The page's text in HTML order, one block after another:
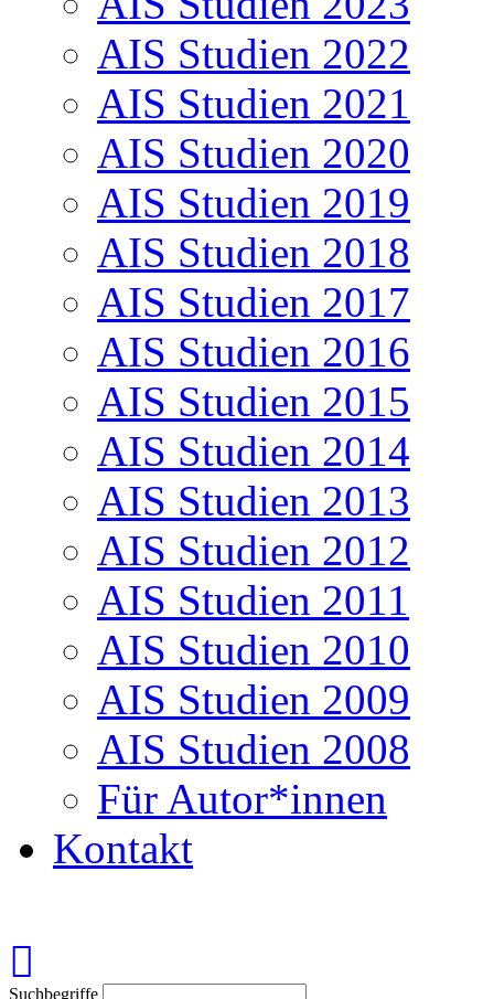
AIS Studien 2022
AIS Studien 2021
AIS Studien 2020
AIS Studien 2019
AIS Studien 2018
AIS Studien 2017
AIS Studien 2016
AIS Studien 2015
AIS Studien 2014
AIS Studien 2013
AIS Studien 2012
AIS Studien 2011
AIS Studien 2010
AIS Studien 2009
AIS Studien 2008
Für Autor*innen
Kontakt
Suchbegriffe